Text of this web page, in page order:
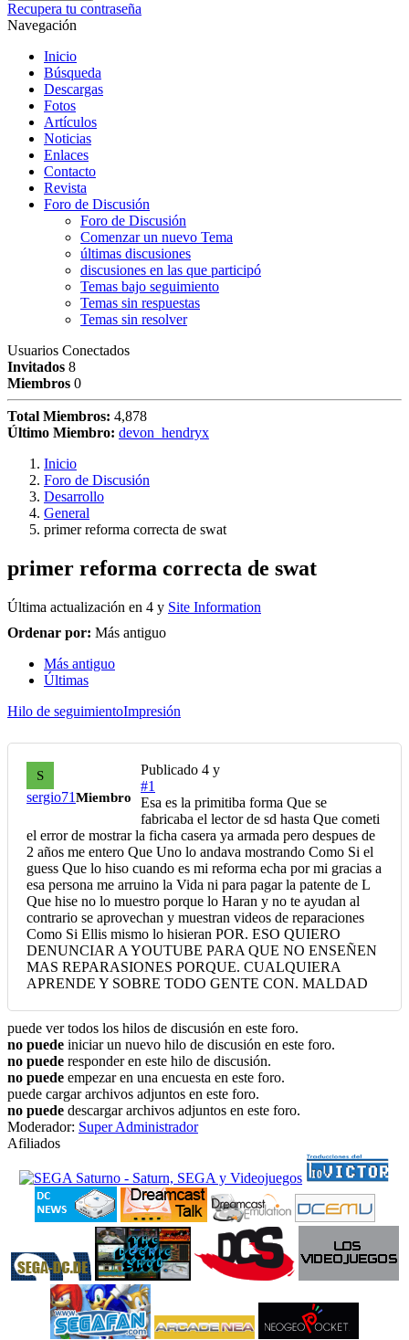
Recupera tu contraseña
Navegación
Inicio
Búsqueda
Descargas
Fotos
Artículos
Noticias
Enlaces
Contacto
Revista
Foro de Discusión
Foro de Discusión
Comenzar un nuevo Tema
últimas discusiones
discusiones en las que participó
Temas bajo seguimiento
Temas sin respuestas
Temas sin resolver
Usuarios Conectados
Invitados 8
Miembros 0
Total Miembros: 4,878
Último Miembro: devon_hendryx
Inicio
Foro de Discusión
Desarrollo
General
primer reforma correcta de swat
primer reforma correcta de swat
Última actualización en 4 y Site Information
Ordenar por: Más antiguo
Más antiguo
Últimas
Hilo de seguimientoImpresión
S
sergio71Miembro
Publicado 4 y
#1
Esa es la primitiba forma Que se
fabricaba el lector de sd hasta Que cometi
el error de mostrar la ficha casera ya armada pero despues de
2 años me entero Que Uno lo andava mostrando Como Si el
guess Que lo hiso cuando es mi reforma echa por mi gracias a
esa persona me arruino la Vida ni para pagar la patente de L
Que hise no lo muestro porque lo Haran y no te ayudan al
contrario se aprovechan y muestran videos de reparaciones
Como Si Ellis mismo lo hisieran POR. ESO QUIERO
DENUNCIAR A YOUTUBE PARA QUE NO ENSEÑEN
MAS REPARASIONES PORQUE. CUALQUIERA
APRENDE Y SOBRE TODO GENTE CON. MALDAD
puede ver todos los hilos de discusión en este foro.
no puede iniciar un nuevo hilo de discusión en este foro.
no puede responder en este hilo de discusión.
no puede empezar en una encuesta en este foro.
puede cargar archivos adjuntos en este foro.
no puede descargar archivos adjuntos en este foro.
Moderador: Super Administrador
Afiliados